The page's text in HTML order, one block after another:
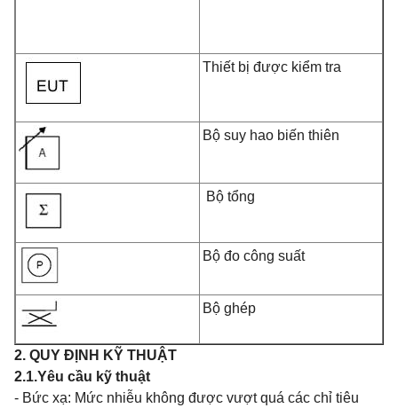
Thiết bị được kiểm tra
Bộ suy hao biến thiên
Bộ tổng
Bộ đo công suất
Bộ ghép
2. QUY ĐỊNH KỸ THUẬT
2.1.Yêu cầu kỹ thuật
- Bức xạ: Mức nhiễu không được vượt quá các chỉ tiêu